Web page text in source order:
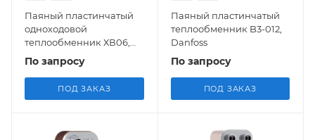
Паяный пластинчатый
одноходовой
теплообменник ХВ06,
Ридан
По запросу
ПОД ЗАКАЗ
Паяный пластинчатый
теплообменник B3-012,
Danfoss
По запросу
ПОД ЗАКАЗ